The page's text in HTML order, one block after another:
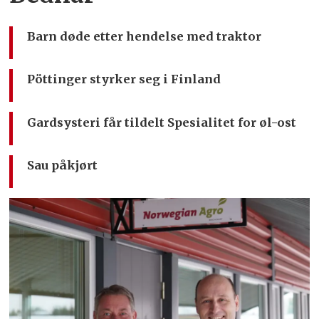
Barn døde etter hendelse med traktor
Pöttinger styrker seg i Finland
Gardsysteri får tildelt Spesialitet for øl-ost
Sau påkjørt